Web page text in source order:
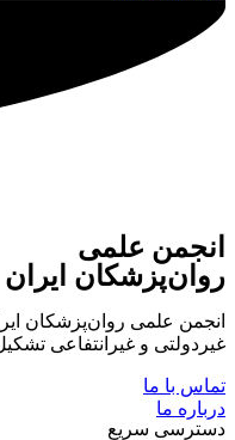
انجمن علمی
روان‌پزشکان ایران
غیردولتی و غیرانتفاعی
تماس با ما
درباره ما
دسترسی سریع